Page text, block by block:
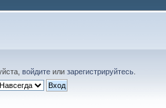
войдитеили зарегистрируйтесь.